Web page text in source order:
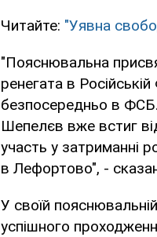
Читайте: "Уявна
"Пояснювальна
ренегата в
безпосередньо в ФСБ.
Шепелєв вже встиг
участь у затриманні
в Лефортово", -
У своїй
успішного